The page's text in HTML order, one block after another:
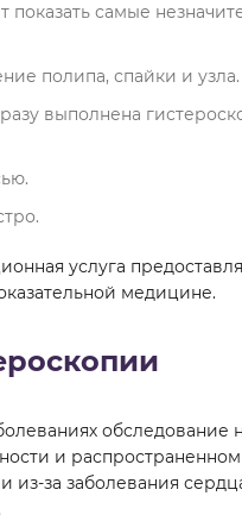
самые
полипа, спайки и узла.
выполнена
услуга
медицине.
обследование
и
за заболевания